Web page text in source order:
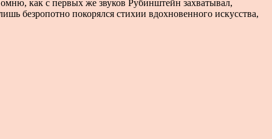
как с первых же звуков Рубинштейн захватывал,
безропотно покорялся стихии вдохновенного искусства,